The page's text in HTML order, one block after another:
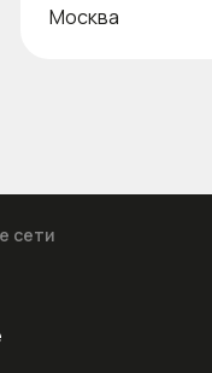
Москва
сети